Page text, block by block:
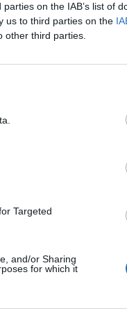
on the IAB’s list of
us to third parties on the
other third parties.
Targeted
and/or Sharing
for which it
strategia